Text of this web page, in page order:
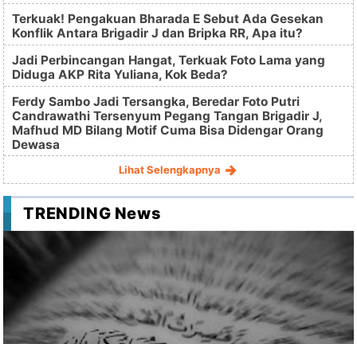
Terkuak! Pengakuan Bharada E Sebut Ada Gesekan
Konflik Antara Brigadir J dan Bripka RR, Apa itu?
Jadi Perbincangan Hangat, Terkuak Foto Lama yang
Diduga AKP Rita Yuliana, Kok Beda?
Ferdy Sambo Jadi Tersangka, Beredar Foto Putri
Candrawathi Tersenyum Pegang Tangan Brigadir J,
Mafhud MD Bilang Motif Cuma Bisa Didengar Orang
Dewasa
Lihat Selengkapnya
TRENDING News